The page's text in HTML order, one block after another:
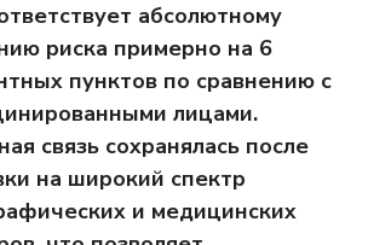
абсолютному
риска примерно на 6
пунктов по сравнению с
лицами.
связь сохранялась после
на широкий спектр
и медицинских